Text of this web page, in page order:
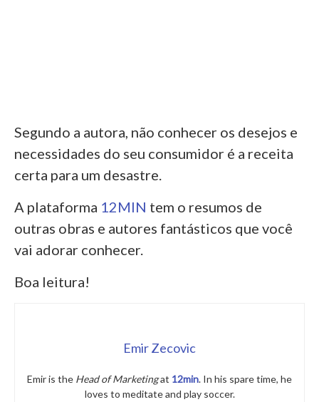
Segundo a autora, não conhecer os desejos e
necessidades do seu consumidor é a receita
certa para um desastre.
A plataforma 12MIN tem o resumos de
outras obras e autores fantásticos que você
vai adorar conhecer.
Boa leitura!
Emir Zecovic
Emir is the Head of Marketingat 12min. In his spare time, he
loves to meditate and play soccer.